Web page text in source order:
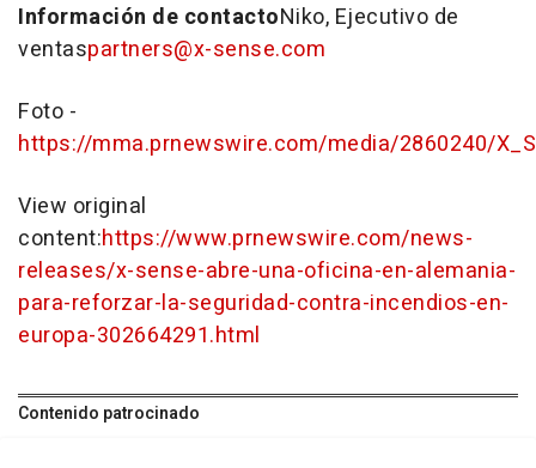
Información de contactoNiko, Ejecutivo de
ventaspartners@x-sense.com
Foto -
https://mma.prnewswire.com/media/2860240/
View original
content:https://www.prnewswire.com/news-
releases/x-sense-abre-una-oficina-en-alemania-
para-reforzar-la-seguridad-contra-incendios-en-
europa-302664291.html
Contenido patrocinado